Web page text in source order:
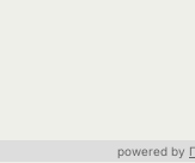
powered by